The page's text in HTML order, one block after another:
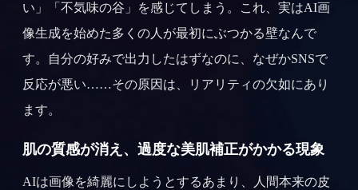
い」「不気味の谷」を感じてしまう。これ、実はAI画
像生成を始めた多くの人が最初にぶつかる壁なんで
す。自分の好みで出力したはずなのに、なぜかSNSで
反応が悪い……その原因は、リアリティの欠如にあり
ます。
肌の質感が消え、過度な美肌補正がかかる現象
AIは画像を綺麗にしようとするあまり、人間本来の皮